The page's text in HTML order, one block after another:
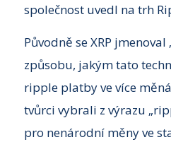
společnost uvedl na trh
Původně se XRP jmenoval
způsobu, jakým tato
ripple platby ve více
tvůrci vybrali z výrazu
pro nenárodní měny ve